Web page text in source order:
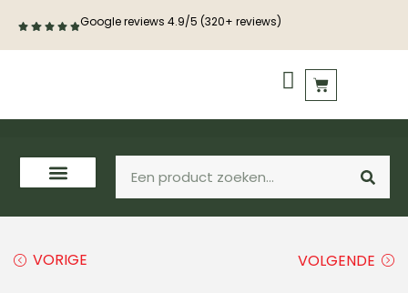
Google reviews 4.9/5 (320+ reviews)
VORIGE VOLGENDE